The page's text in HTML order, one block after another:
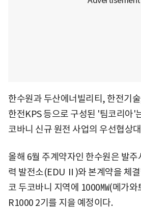
한수원과 두산에너빌리티, 한전기
한전KPS 등으로 구성된 '팀코리아'
코바니 신규 원전 사업의 우선협상
올해 6월 주계약자인 한수원은 발
력 발전소(EDU Ⅱ)와 본계약을 체결
코 두코바니 지역에 1000㎿(메가와
R1000 2기를 지을 예정이다.